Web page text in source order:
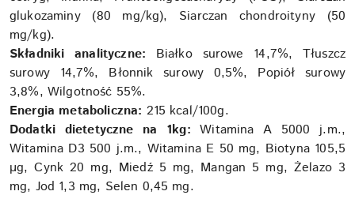
glukozaminy (80 mg/kg), Siarczan chondroityny (50
mg/kg).
Składniki analityczne: Białko surowe 14,7%, Tłuszcz
surowy 14,7%, Błonnik surowy 0,5%, Popiół surowy
3,8%, Wilgotność 55%.
Energia metaboliczna: 215 kcal/100g.
Dodatki dietetyczne na 1kg: Witamina A 5000 j.m.,
Witamina D3 500 j.m., Witamina E 50 mg, Biotyna 105,5
µg, Cynk 20 mg, Miedź 5 mg, Mangan 5 mg, Żelazo 3
mg, Jod 1,3 mg, Selen 0,45 mg.